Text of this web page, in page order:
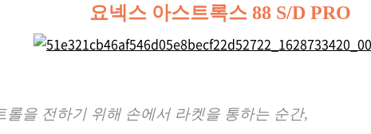
요넥스 아스트록스 88 S/D PRO
롤을 전하기 위해 손에서 라켓을 통하는 순간,